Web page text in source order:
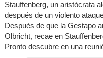
Stauffenberg, un aristócrata
después de un violento
Después de que la Gestapo
Olbricht, recae en
Pronto descubre en una